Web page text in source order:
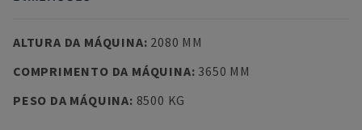
ALTURA DA MÁQUINA: 2080 MM
COMPRIMENTO DA MÁQUINA: 3650 MM
PESO DA MÁQUINA: 8500 KG